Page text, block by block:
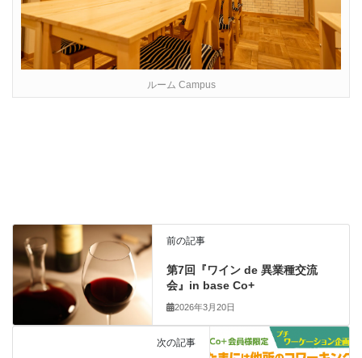
ルーム Campus
前の記事
第7回『ワイン de 異業種交流
会』in base Co+
2026年3月20日
次の記事